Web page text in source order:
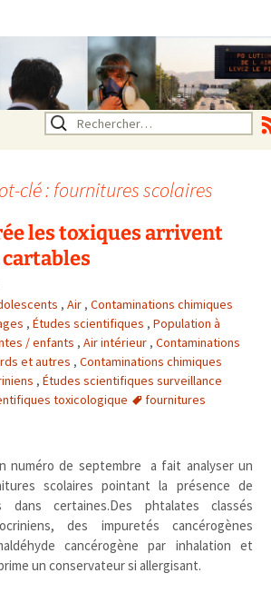
pour
Rechercher :
clé : fournitures scolaires
les toxiques arrivent
, Air , Contaminations chimiques
, Études scientifiques , Population à
/ enfants , Air intérieur , Contaminations
et autres , Contaminations chimiques
, Études scientifiques surveillance
toxicologique
fournitures
numéro de septembre a fait analyser un
scolaires pointant la présence de
dans certaines.Des phtalates classés
des impuretés cancérogènes
cancérogène par inhalation et
un conservateur si allergisant.